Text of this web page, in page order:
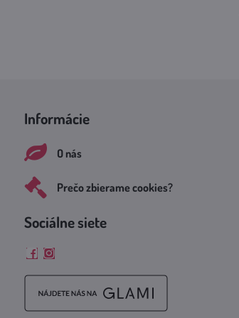
Informácie
O nás
Prečo zbierame cookies?
Sociálne siete
FacebookInstagram